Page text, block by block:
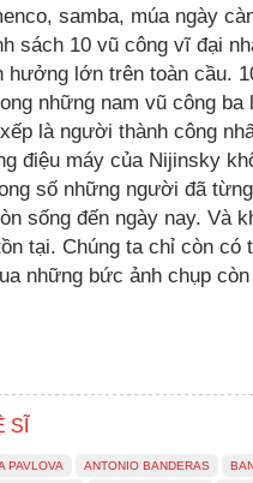
samba, múa ngày
sách 10 vũ công vĩ đại
lớn trên toàn cầu.
những nam vũ công ba
là người thành công
điệu máy của Nijinsky
số những người đã
sống đến ngày nay. Và
tại. Chúng ta chỉ còn có
những bức ảnh chụp
SĨ
PAVLOVA ANTONIO BANDERAS